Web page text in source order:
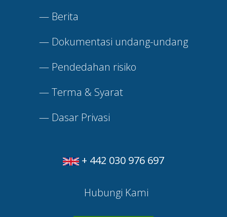
— Berita
— Dokumentasi undang-undang
— Pendedahan risiko
—Terma & Syarat
— Dasar Privasi
+ 442 030 976 697
Hubungi Kami